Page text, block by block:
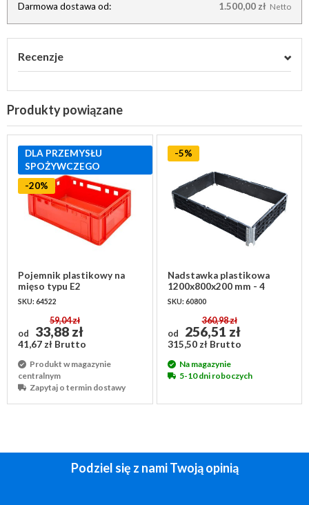
Darmowa dostawa od: 1.500,00 zł Netto
Recenzje
Produkty powiązane
DLA PRZEMYSŁU
SPOŻYWCZEGO
-20%
Pojemnik plastikowy na
mięso typu E2
600x400x200 mm -
Euronorm
SKU: 64522
od
59,04 zł
33,88 zł
41,67 zł Brutto
Produkt w magazynie
centralnym
Zapytaj o termin dostawy
-5%
Nadstawka plastikowa
1200x800x200 mm - 4
zawiasy
SKU: 60800
od
360,98 zł
256,51 zł
315,50 zł Brutto
Na magazynie
5-10 dni roboczych
Podziel się z nami Twoją opinią